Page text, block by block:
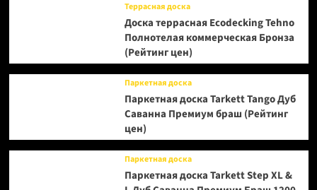
Террасная доска
Доска террасная Ecodecking Tehno
Полнотелая коммерческая Бронза
(Рейтинг цен)
Паркетная доска
Паркетная доска Tarkett Tango Дуб
Саванна Премиум браш (Рейтинг
цен)
Паркетная доска
Паркетная доска Tarkett Step XL &